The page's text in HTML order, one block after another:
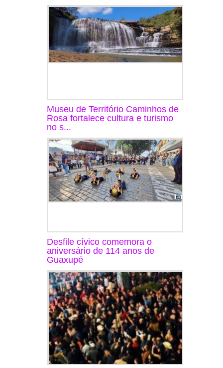
Museu de Território Caminhos de
Rosa fortalece cultura e turismo
no s...
Desfile cívico comemora o
aniversário de 114 anos de
Guaxupé